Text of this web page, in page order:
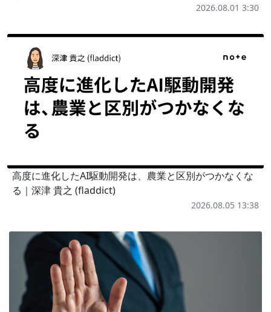
2026.08.01 3:30
高度に進化したAI駆動開発は、農業と区別がつかなくな
る｜深津 貴之 (fladdict)
2026.08.05 13:38